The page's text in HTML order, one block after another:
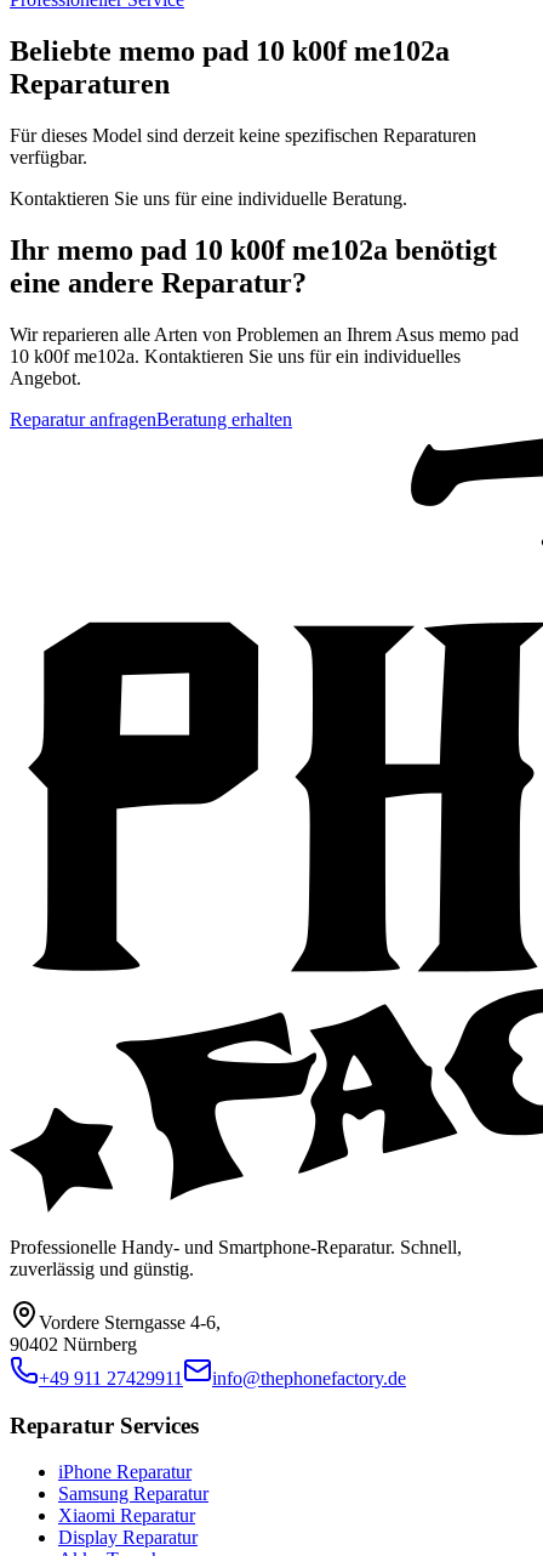
Beliebte memo pad 10 k00f me102a
Reparaturen
Für dieses Model sind derzeit keine spezifischen Reparaturen
verfügbar.
Kontaktieren Sie uns für eine individuelle Beratung.
Ihr memo pad 10 k00f me102a benötigt
eine andere Reparatur?
Wir reparieren alle Arten von Problemen an Ihrem Asus memo pad
10 k00f me102a. Kontaktieren Sie uns für ein individuelles
Angebot.
Reparatur anfragenBeratung erhalten
Professionelle Handy- und Smartphone-Reparatur. Schnell,
zuverlässig und günstig.
Vordere Sterngasse 4-6,
90402 Nürnberg
+49 911 27429911
info@thephonefactory.de
Reparatur Services
iPhone Reparatur
Samsung Reparatur
Xiaomi Reparatur
Display Reparatur